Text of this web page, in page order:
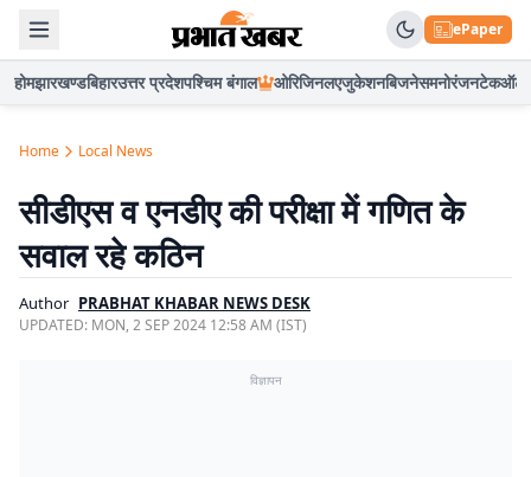
ePaper
होमझारखण्डबिहारउत्तर प्रदेशपश्चिम बंगाल ओरिजिनलएजुकेशनबिजनेसमनोरंजनटेकऑटो
Home Local News
सीडीएस व एनडीए की परीक्षा में गणित के
सवाल रहे कठिन
Author PRABHAT KHABAR NEWS DESK
UPDATED: MON, 2 SEP 2024 12:58 AM (IST)
विज्ञापन